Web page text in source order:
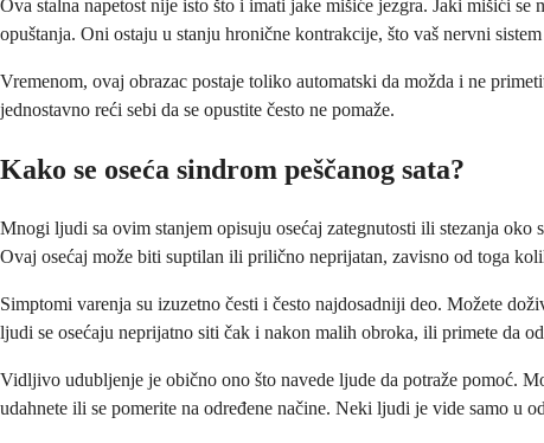
Ova stalna napetost nije isto što i imati jake mišiće jezgra. Jaki mišići
opuštanja. Oni ostaju u stanju hronične kontrakcije, što vaš nervni
Vremenom, ovaj obrazac postaje toliko automatski da možda i ne
jednostavno reći sebi da se opustite često ne pomaže.
Kako se oseća sindrom peščanog sata?
Mnogi ljudi sa ovim stanjem opisuju osećaj zategnutosti ili stezanja oko
Ovaj osećaj može biti suptilan ili prilično neprijatan, zavisno od toga
Simptomi varenja su izuzetno česti i često najdosadniji deo. Možete
ljudi se osećaju neprijatno siti čak i nakon malih obroka, ili primete da
Vidljivo udubljenje je obično ono što navede ljude da potraže pomoć.
udahnete ili se pomerite na određene načine. Neki ljudi je vide samo u